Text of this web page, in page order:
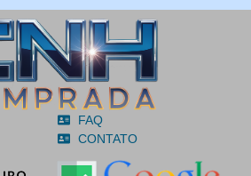
FAQ
CONTATO